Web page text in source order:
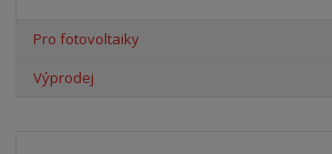
Pro fotovoltaiky
Výprodej